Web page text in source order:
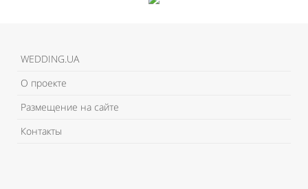
WEDDING.UA
О проекте
Размещение на сайте
Контакты